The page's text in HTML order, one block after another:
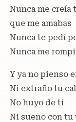
Nunca me creía
que me amabas
Nunca te pedí
Nunca me
Y ya no pienso
Ni extraño tu
No huyo de ti
Ni sueño con tu